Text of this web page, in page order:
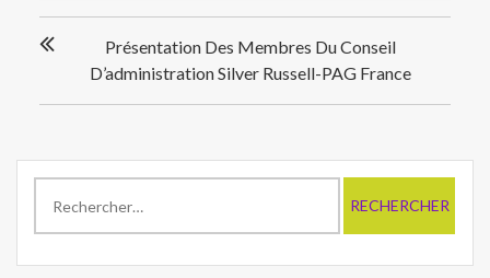
de
l’article
Présentation Des Membres Du Conseil
D’administration Silver Russell-PAG France